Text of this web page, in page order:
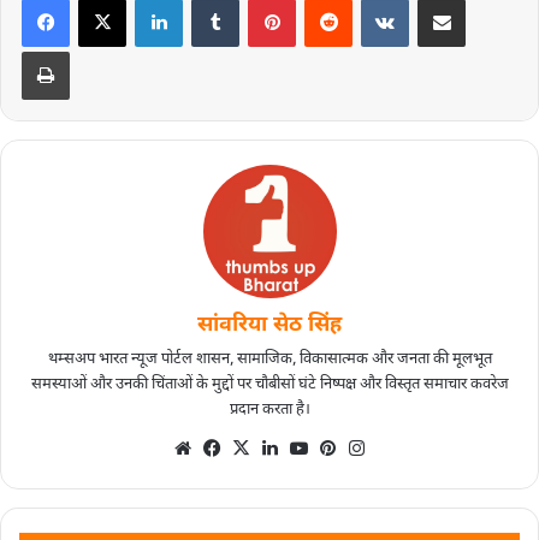
सांवरिया सेठ सिंह
थम्सअप भारत न्यूज पोर्टल शासन, सामाजिक, विकासात्मक और जनता की मूलभूत
समस्याओं और उनकी चिंताओं के मुद्दों पर चौबीसों घंटे निष्पक्ष और विस्तृत समाचार कवरेज
प्रदान करता है।